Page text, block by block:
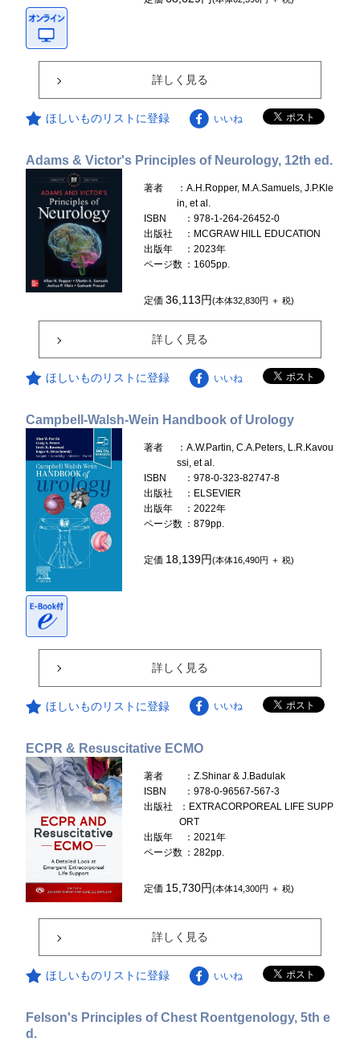
詳しく見る
ほしいものリストに登録 いいね
Adams & Victor's Principles of Neurology, 12th ed.
著者
：A.H.Ropper, M.A.Samuels, J.P.Kle
in, et al.
ISBN
：978-1-264-26452-0
出版社
：MCGRAW HILL EDUCATION
出版年
：2023年
ページ数 ：1605pp.
定価36,113円(本体32,830円 ＋ 税)
詳しく見る
ほしいものリストに登録 いいね
Campbell-Walsh-Wein Handbook of Urology
著者
：A.W.Partin, C.A.Peters, L.R.Kavou
ssi, et al.
ISBN
：978-0-323-82747-8
出版社
：ELSEVIER
出版年
：2022年
ページ数 ：879pp.
定価 18,139円(本体16,490円 ＋ 税)
詳しく見る
ほしいものリストに登録 いいね
ECPR & Resuscitative ECMO
著者
：Z.Shinar & J.Badulak
ISBN
：978-0-96567-567-3
出版社
：EXTRACORPOREAL LIFE SUPP
ORT
出版年
：2021年
ページ数 ：282pp.
定価 15,730円(本体14,300円 ＋ 税)
詳しく見る
ほしいものリストに登録 いいね
Felson's Principles of Chest Roentgenology, 5th e
d.